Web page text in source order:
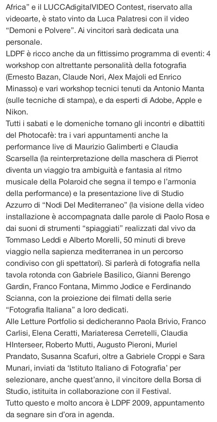
Africa” e il LUCCAdigitalVIDEO Contest, riservato alla
videoarte, è stato vinto da Luca Palatresi con il video
“Demoni e Polvere”. Ai vincitori sarà dedicata una
personale.
LDPF è ricco anche da un fittissimo programma di eventi: 4
workshop con altrettante personalità della fotografia
(Ernesto Bazan, Claude Nori, Alex Majoli ed Enrico
Minasso) e vari workshop tecnici tenuti da Antonio Manta
(sulle tecniche di stampa), e da esperti di Adobe, Apple e
Nikon.
Tutti i sabati e le domeniche tornano gli incontri e dibattiti
del Photocafè: tra i vari appuntamenti anche la
performance live di Maurizio Galimberti e Claudia
Scarsella (la reinterpretazione della maschera di Pierrot
diventa un viaggio tra ambiguità e fantasia al ritmo
musicale della Polaroid che segna il tempo e l’armonia
della performance) e la presentazione live di Studio
Azzurro di “Nodi Del Mediterraneo” (la visione della video
installazione è accompagnata dalle parole di Paolo Rosa e
dai suoni di strumenti “spiaggiati” realizzati dal vivo da
Tommaso Leddi e Alberto Morelli, 50 minuti di breve
viaggio nella sapienza mediterranea in un percorso
condiviso con gli spettatori). Si parlerà di fotografia nella
tavola rotonda con Gabriele Basilico, Gianni Berengo
Gardin, Franco Fontana, Mimmo Jodice e Ferdinando
Scianna, con la proiezione dei filmati della serie
“Fotografia Italiana” a loro dedicati.
Alle Letture Portfolio si dedicheranno Paola Brivio, Franco
Carlisi, Elena Ceratti, Mariateresa Cerretelli, Claudia
HInterseer, Roberto Mutti, Augusto Pieroni, Muriel
Prandato, Susanna Scafuri, oltre a Gabriele Croppi e Sara
Munari, inviati da ‘Istituto Italiano di Fotografia’ per
selezionare, anche quest’anno, il vincitore della Borsa di
Studio, istituita in collaborazione con il Festival.
Tutto questo e molto ancora è LDPF 2009, appuntamento
da segnare sin d’ora in agenda.